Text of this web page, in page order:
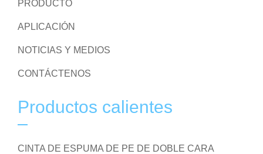
PRODUCTO
APLICACIÓN
NOTICIAS Y MEDIOS
CONTÁCTENOS
Productos calientes
CINTA DE ESPUMA DE PE DE DOBLE CARA